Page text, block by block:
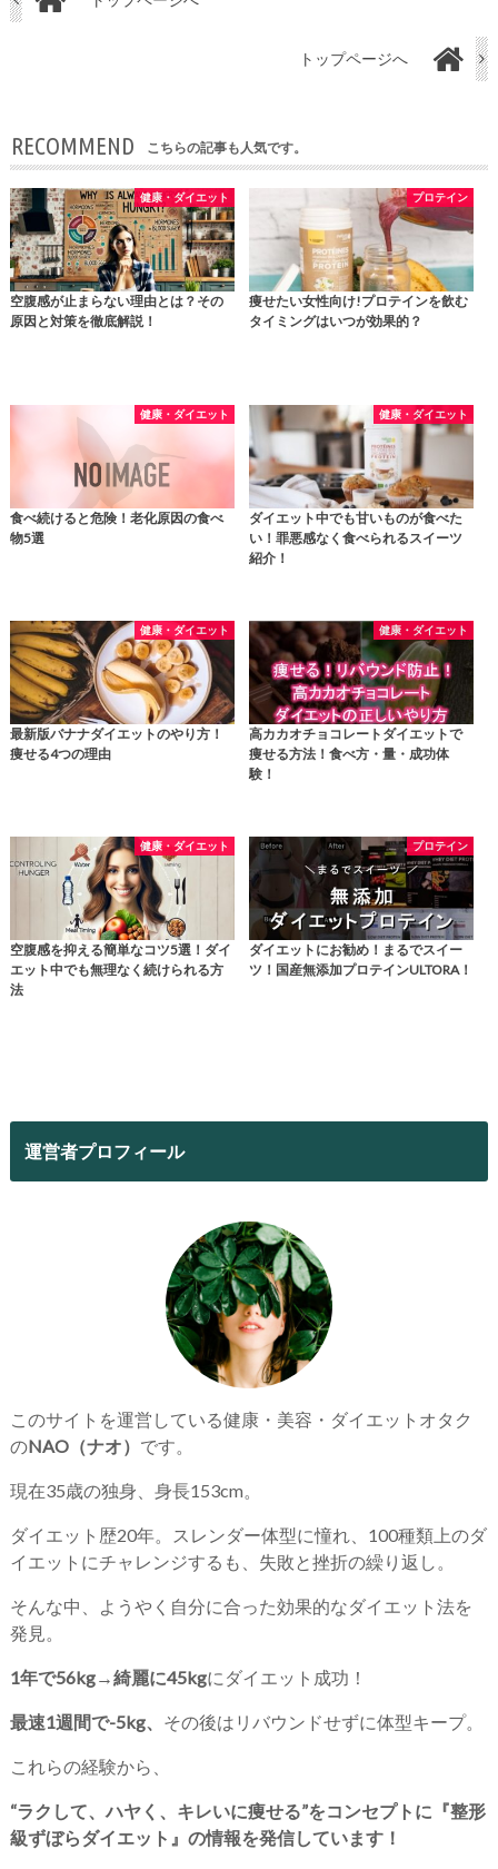
トップページへ
RECOMMEND こちらの記事も人気です。
健康・ダイエット
空腹感が止まらない理由とは？その
原因と対策を徹底解説！
プロテイン
痩せたい女性向け!プロテインを飲む
タイミングはいつが効果的？
健康・ダイエット
食べ続けると危険！老化原因の食べ
物5選
健康・ダイエット
ダイエット中でも甘いものが食べた
い！罪悪感なく食べられるスイーツ
紹介！
健康・ダイエット
最新版バナナダイエットのやり方！
痩せる4つの理由
健康・ダイエット
高カカオチョコレートダイエットで
痩せる方法！食べ方・量・成功体
験！
健康・ダイエット
空腹感を抑える簡単なコツ5選！ダイ
エット中でも無理なく続けられる方
法
プロテイン
ダイエットにお勧め！まるでスイー
ツ！国産無添加プロテインULTORA！
運営者プロフィール
このサイトを運営している健康・美容・ダイエットオタク
のNAO（ナオ） です。
現在35歳の独身、身長153cm。
ダイエット歴20年。スレンダー体型に憧れ、100種類上のダ
イエットにチャレンジするも、失敗と挫折の繰り返し。
そんな中、ようやく自分に合った効果的なダイエット法を
発見。
1年で56kg→綺麗に45kgにダイエット成功！
最速1週間で-5kg、 その後はリバウンドせずに体型キープ。
これらの経験から、
“ラクして、ハヤく、キレいに痩せる”をコンセプトに『整形
級ずぼらダイエット』の情報を発信しています！